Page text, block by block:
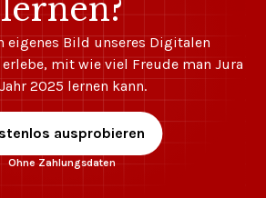
lernen?
eigenes Bild unseres Digitalen
mit wie viel Freude man Jura
2025 lernen kann.
ausprobieren
Ohne Zahlungsdaten